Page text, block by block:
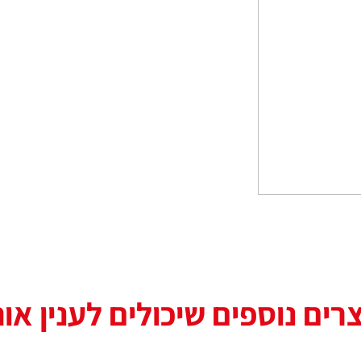
נוספים שיכולים לענין